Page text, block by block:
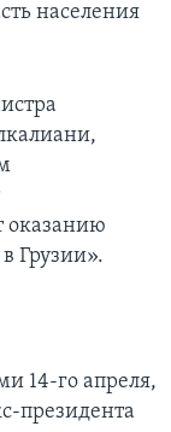
населения
оказанию
Грузии».
14-го апреля,
президента